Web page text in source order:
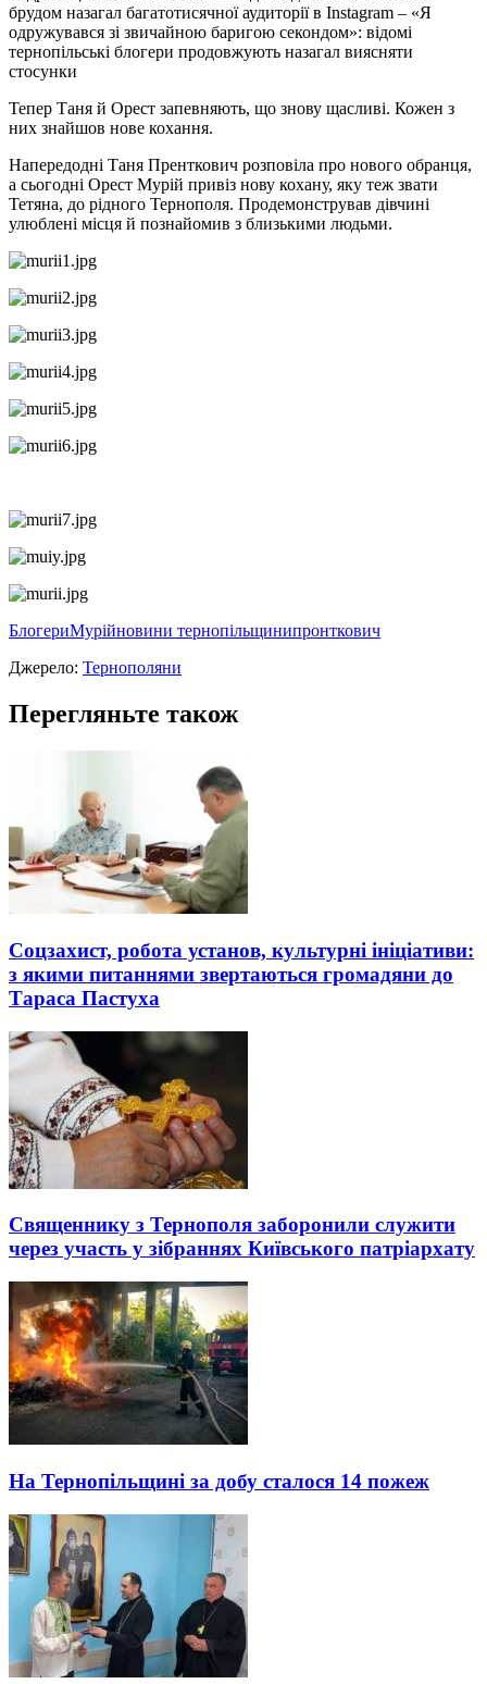
брудом назагал багатотисячної аудиторії в Instagram – «Я
одружувався зі звичайною баригою секондом»: відомі
тернопільські блогери продовжують назагал виясняти
стосунки
Тепер Таня й Орест запевняють, що знову щасливі. Кожен з
них знайшов нове кохання.
Напередодні Таня Пренткович розповіла про нового обранця,
а сьогодні Орест Мурій привіз нову кохану, яку теж звати
Тетяна, до рідного Тернополя. Продемонстрував дівчині
улюблені місця й познайомив з близькими людьми.
БлогериМурійновини тернопільщинипронткович
Джерело: Тернополяни
Перегляньте також
Соцзахист, робота установ, культурні ініціативи:
з якими питаннями звертаються громадяни до
Тараса Пастуха
Священнику з Тернополя заборонили служити
через участь у зібраннях Київського патріархату
На Тернопільщині за добу сталося 14 пожеж